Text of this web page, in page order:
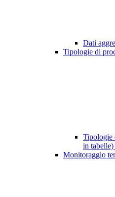
Dati
Tipologie di
Tipologie
in tabelle)
Monitoraggio